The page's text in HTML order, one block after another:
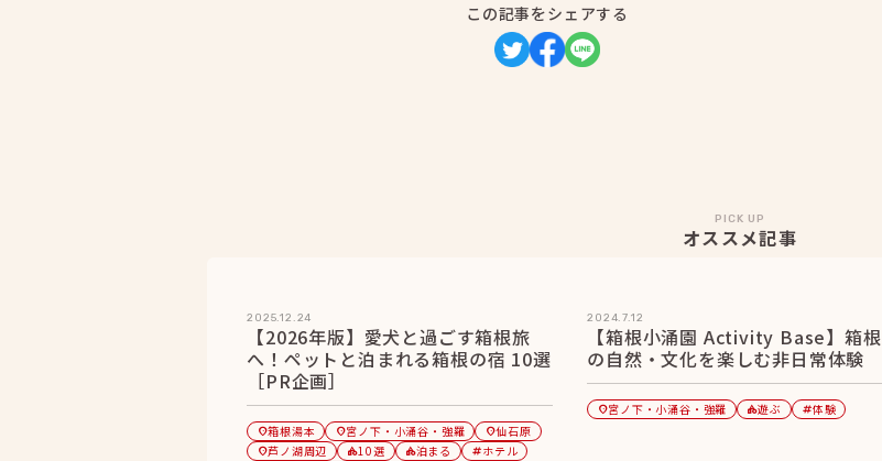
この記事をシェアする
PICK UP
オススメ記事
2025.12.24
【2026年版】愛犬と過ごす箱根旅
へ！ペットと泊まれる箱根の宿 10選
［PR企画］
location_on箱根湯本 location_on宮ノ下・小涌谷・強羅 location_on仙石原
location_on芦ノ湖周辺 category10選 category泊まる tagホテル
2024.7.12
【箱根小涌園 Activity Base】箱根
の自然・文化を楽しむ非日常体験
location_on宮ノ下・小涌谷・強羅 category遊ぶ tag体験